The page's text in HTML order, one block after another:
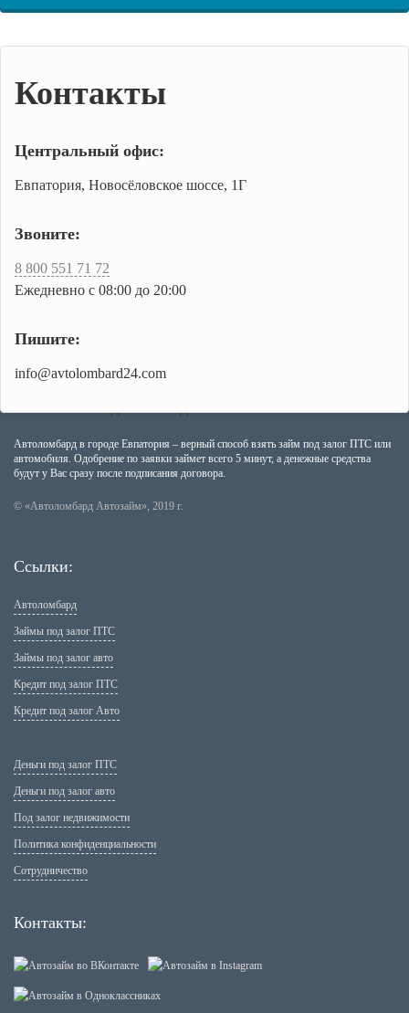
Контакты
Центральный офис:
Евпатория, Новосёловское шоссе, 1Г
Звоните:
8 800 551 71 72
Ежедневно с 08:00 до 20:00
Пишите:
info@avtolombard24.com
Автоломбард в городе Евпатория – верный способ взять займ под залог ПТС или
автомобиля. Одобрение по заявки займет всего 5 минут, а денежные средства
будут у Вас сразу после подписания договора.
© «Автоломбард Автозайм», 2019 г.
Ссылки:
Автоломбард
Займы под залог ПТС
Займы под залог авто
Кредит под залог ПТС
Кредит под залог Авто
Деньги под залог ПТС
Деньги под залог авто
Под залог недвижимости
Политика конфиденциальности
Сотрудничество
Контакты: